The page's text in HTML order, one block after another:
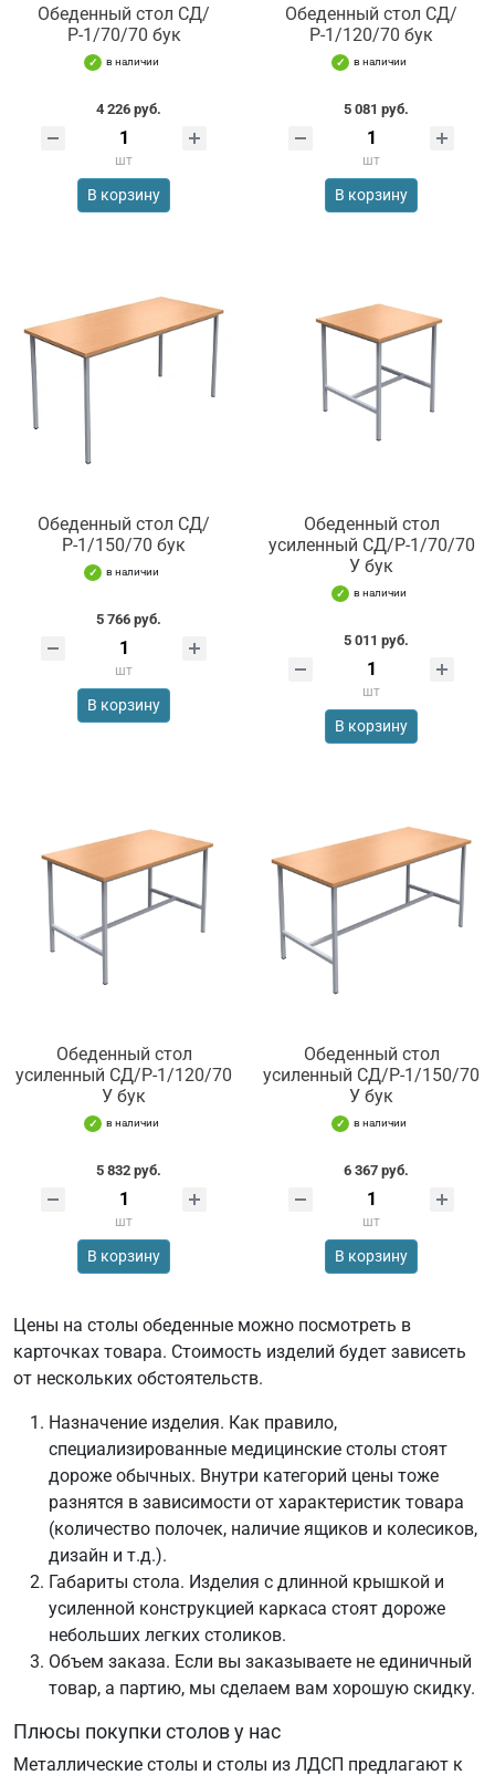
Обеденный стол СД/
Р-1/70/70 бук
в наличии
4 226 руб.
шт
В корзину
Обеденный стол СД/
Р-1/120/70 бук
в наличии
5 081 руб.
шт
В корзину
Обеденный стол СД/
Р-1/150/70 бук
в наличии
5 766 руб.
шт
В корзину
Обеденный стол
усиленный СД/Р-1/70/70
У бук
в наличии
5 011 руб.
шт
В корзину
Обеденный стол
усиленный СД/Р-1/120/70
У бук
в наличии
5 832 руб.
шт
В корзину
Обеденный стол
усиленный СД/Р-1/150/70
У бук
в наличии
6 367 руб.
шт
В корзину
Цены на столы обеденные можно посмотреть в
карточках товара. Стоимость изделий будет зависеть
от нескольких обстоятельств.
Назначение изделия. Как правило,
специализированные медицинские столы стоят
дороже обычных. Внутри категорий цены тоже
разнятся в зависимости от характеристик товара
(количество полочек, наличие ящиков и колесиков,
дизайн и т.д.).
Габариты стола. Изделия с длинной крышкой и
усиленной конструкцией каркаса стоят дороже
небольших легких столиков.
Объем заказа. Если вы заказываете не единичный
товар, а партию, мы сделаем вам хорошую скидку.
Плюсы покупки столов у нас
Металлические столы и столы из ЛДСП предлагают к